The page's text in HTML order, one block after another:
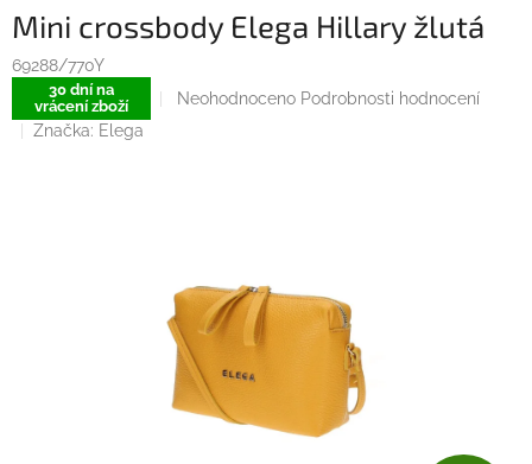
Mini crossbody Elega Hillary žlutá
69288/770Y
30 dní na
vrácení zboží
Průměrné
Neohodnoceno Podrobnosti hodnocení
Značka: Elega